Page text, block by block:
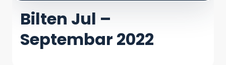
Bilten Jul –
Septembar 2022